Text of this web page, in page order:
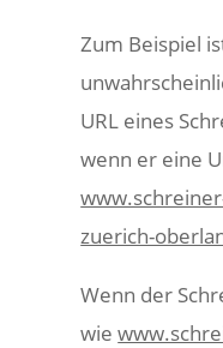
Zum Beispiel
URL eines
wenn er eine
zuerich-
Wenn der
wie